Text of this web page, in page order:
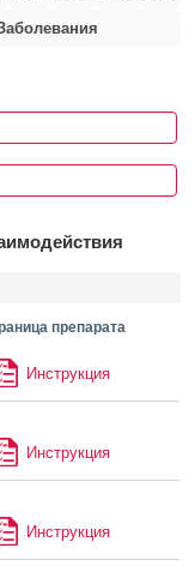
препарата
Инструкция
Инструкция
Инструкция